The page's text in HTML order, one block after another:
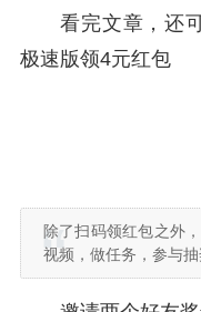
看完文章，还
极速版领4元红包
除了扫码领红包之外
视频，做任务，参与抽